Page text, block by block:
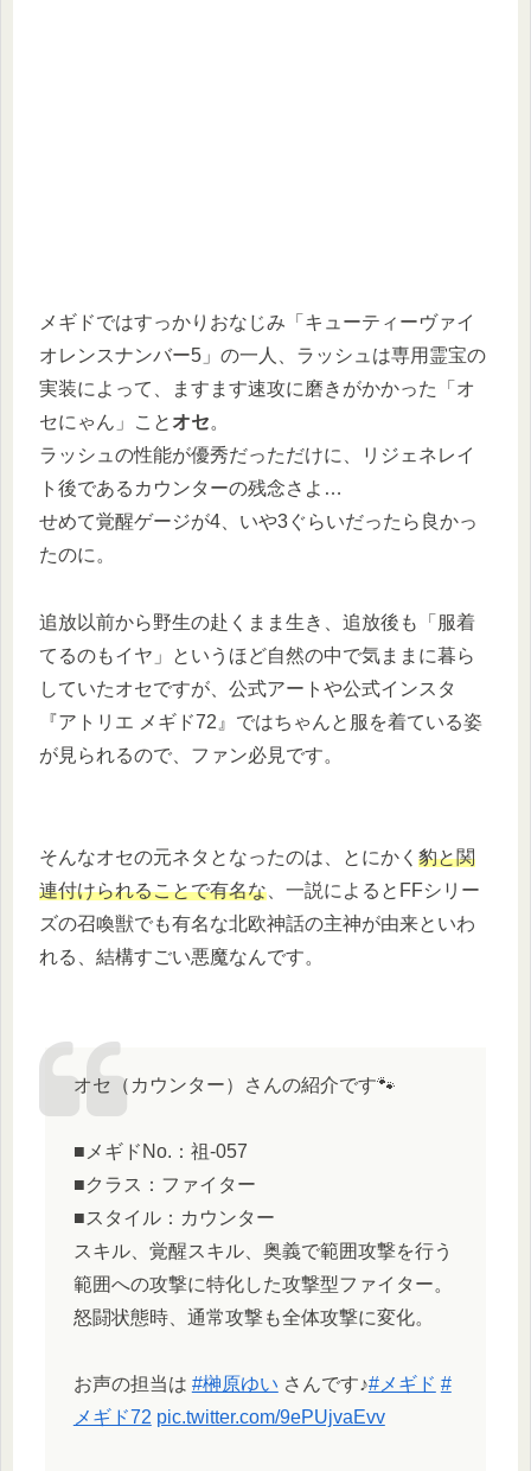
メギドではすっかりおなじみ「キューティーヴァイ
オレンスナンバー5」の一人、ラッシュは専用霊宝の
実装によって、ますます速攻に磨きがかかった「オ
セにゃん」こと オセ。
ラッシュの性能が優秀だっただけに、リジェネレイ
ト後であるカウンターの残念さよ…
せめて覚醒ゲージが4、いや3ぐらいだったら良かっ
たのに。
追放以前から野生の赴くまま生き、追放後も「服着
てるのもイヤ」というほど自然の中で気ままに暮ら
していたオセですが、公式アートや公式インスタ
『アトリエ メギド72』ではちゃんと服を着ている姿
が見られるので、ファン必見です。
そんなオセの元ネタとなったのは、とにかく 豹と関
連付けられることで有名な 、一説によるとFFシリー
ズの召喚獣でも有名な北欧神話の主神が由来といわ
れる、結構すごい悪魔なんです。
オセ（カウンター）さんの紹介です🐾
■メギドNo.：祖-057
■クラス：ファイター
■スタイル：カウンター
スキル、覚醒スキル、奥義で範囲攻撃を行う
範囲への攻撃に特化した攻撃型ファイター。
怒闘状態時、通常攻撃も全体攻撃に変化。
お声の担当は #榊原ゆい さんです♪#メギド #
メギド72 pic.twitter.com/9ePUjvaEvv